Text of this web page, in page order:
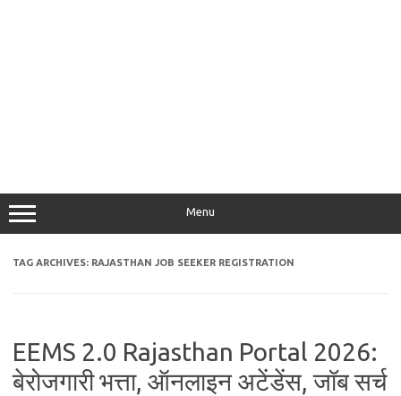
Menu
TAG ARCHIVES: RAJASTHAN JOB SEEKER REGISTRATION
EEMS 2.0 Rajasthan Portal 2026:
बेरोजगारी भत्ता, ऑनलाइन अटेंडेंस, जॉब सर्च